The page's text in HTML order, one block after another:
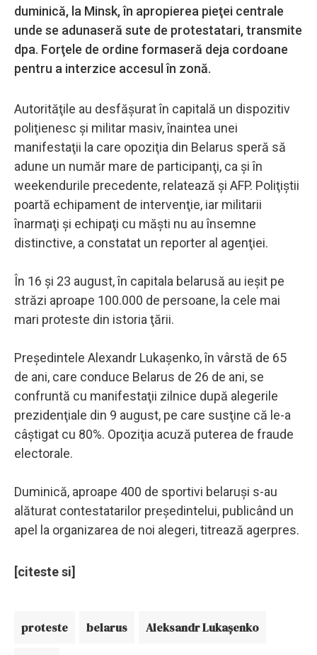
duminică, la Minsk, în apropierea pieţei centrale
unde se adunaseră sute de protestatari, transmite
dpa. Forţele de ordine formaseră deja cordoane
pentru a interzice accesul în zonă.
Autorităţile au desfăşurat în capitală un dispozitiv
poliţienesc şi militar masiv, înaintea unei
manifestaţii la care opoziţia din Belarus speră să
adune un număr mare de participanţi, ca şi în
weekendurile precedente, relatează şi AFP. Poliţiştii
poartă echipament de intervenţie, iar militarii
înarmaţi şi echipaţi cu măşti nu au însemne
distinctive, a constatat un reporter al agenţiei.
În 16 şi 23 august, în capitala belarusă au ieşit pe
străzi aproape 100.000 de persoane, la cele mai
mari proteste din istoria ţării.
Preşedintele Alexandr Lukaşenko, în vârstă de 65
de ani, care conduce Belarus de 26 de ani, se
confruntă cu manifestaţii zilnice după alegerile
prezidenţiale din 9 august, pe care susţine că le-a
câştigat cu 80%. Opoziţia acuză puterea de fraude
electorale.
Duminică, aproape 400 de sportivi belaruşi s-au
alăturat contestatarilor preşedintelui, publicând un
apel la organizarea de noi alegeri, titrează agerpres.
[citeste si]
proteste belarus Aleksandr Lukaşenko